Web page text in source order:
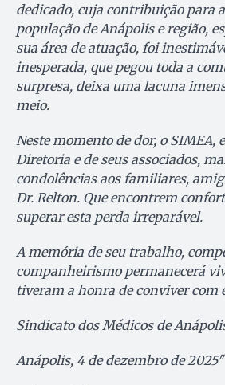
dedicado, cuja contribuição para
população de Anápolis e região,
sua área de atuação, foi
inesperada, que pegou toda a
surpresa, deixa uma lacuna
meio.
Neste momento de dor, o SIMEA,
Diretoria e de seus associados,
condolências aos familiares,
Dr. Relton. Que encontrem
superar esta perda irreparável.
A memória de seu trabalho,
companheirismo permanecerá
tiveram a honra de conviver com
Sindicato dos Médicos de
Anápolis, 4 de dezembro de 2025″